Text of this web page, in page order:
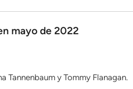
mayo de 2022
Tannenbaum y Tommy Flanagan.